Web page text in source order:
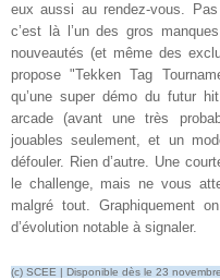
eux aussi au rendez-vous.
c’est là l’un des gros
nouveautés (et même des
propose "Tekken Tag
qu’une super démo du futur
arcade (avant une très
jouables seulement, et un
défouler. Rien d’autre. Une
le challenge, mais ne vous
malgré tout. Graphiquement
d’évolution notable à signaler.
(c) SCEE | Disponible dès le 23